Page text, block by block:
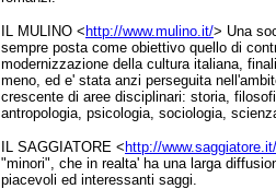
IL MULINO < http://www.mulino.it/> Una
sempre posta come obiettivo quello di
modernizzazione della cultura italiana,
meno, ed e' stata anzi perseguita
crescente di aree disciplinari: storia,
antropologia, psicologia, sociologia,
IL SAGGIATORE < http://www.saggiatore.it/
"minori", che in realta' ha una larga
piacevoli ed interessanti saggi.